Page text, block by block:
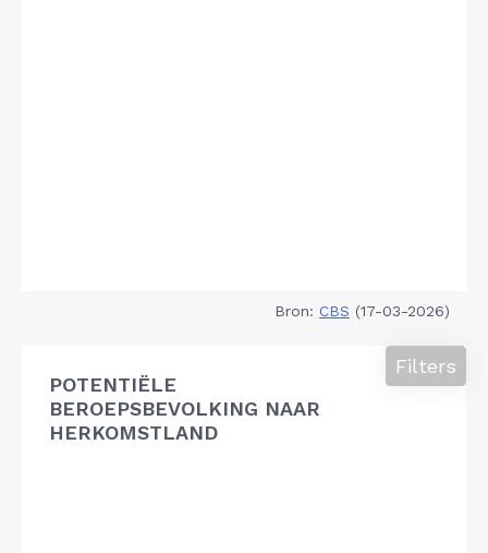
Bron: CBS (17-03-2026)
POTENTIËLE
BEROEPSBEVOLKING NAAR
HERKOMSTLAND
Filters